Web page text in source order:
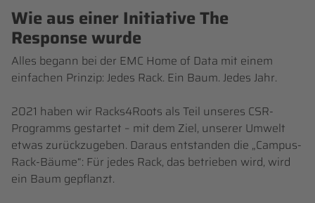
Wie aus einer Initiative The
Response wurde
Alles begann bei der EMC Home of Data mit einem
einfachen Prinzip: Jedes Rack. Ein Baum. Jedes Jahr.
2021 haben wir Racks4Roots als Teil unseres CSR-
Programms gestartet – mit dem Ziel, unserer Umwelt
etwas zurückzugeben. Daraus entstanden die „Campus-
Rack-Bäume“: Für jedes Rack, das betrieben wird, wird
ein Baum gepflanzt.